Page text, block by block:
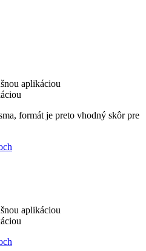
aplikáciou
formát je preto vhodný skôr pre
aplikáciou